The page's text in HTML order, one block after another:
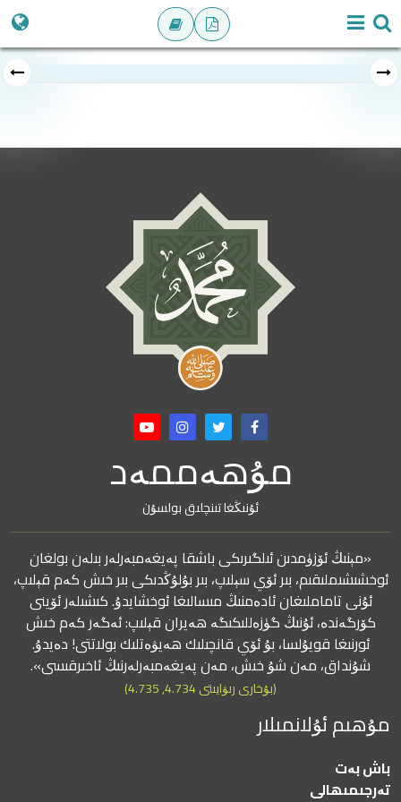
مۇھەممەد
ئۇنىڭغا تىنچلىق بولسۇن
«مېنىڭ ئۆزۈمدىن ئىلگىرىكى باشقا پەيغەمبەرلەر بىلەن بولغان
ئوخشىشىملىقىم، بىر ئۆي سېلىپ، بىر بۇلۇڭدىكى بىر خىش كەم قېلىپ،
ئۇنى تاماملىغان ئادەمنىڭ مىسالىغا ئوخشايدۇ. كىشىلەر ئۆينى
كۆرگەندە، ئۇنىڭ گۈزەللىكىگە ھەيران قېلىپ: ئەگەر كەم خىش
ئورنىغا قويۇلسا، بۇ ئۆي قانچىلىك ھەيۋەتلىك بولاتتى! دەيدۇ.
شۇنداق، مەن شۇ خىش، مەن پەيغەمبەرلەرنىڭ ئاخىرقىسى».
(بۇخارى رىۋايىتى 4.734, 4.735)
مۇھىم ئۇلانمىلار
باش بەت
تەرجىمىھالى